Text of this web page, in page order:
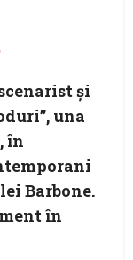
și
una
în
Barbone.
în